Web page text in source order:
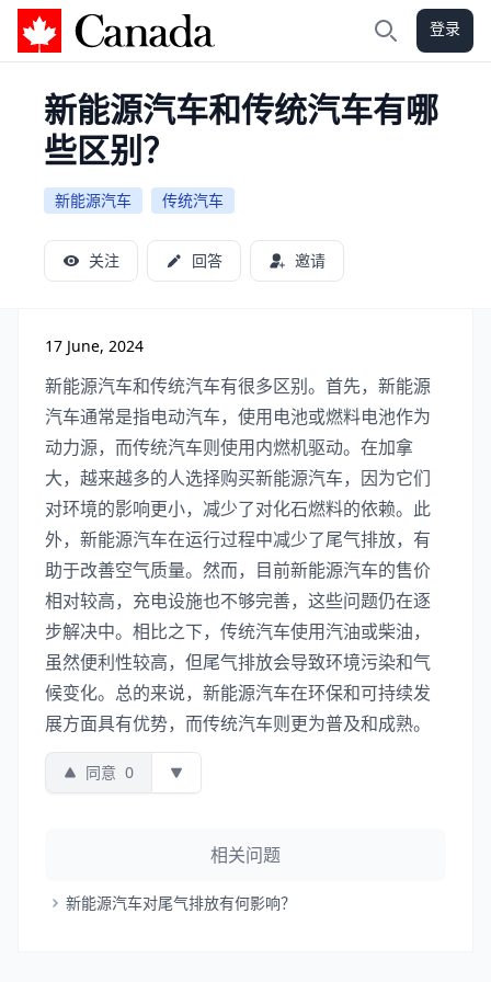
加拿大攻略 登录
新能源汽车和传统汽车有哪
些区别？
新能源汽车 传统汽车
关注 回答 邀请
17 June, 2024
新能源汽车和传统汽车有很多区别。首先，新能源
汽车通常是指电动汽车，使用电池或燃料电池作为
动力源，而传统汽车则使用内燃机驱动。在加拿
大，越来越多的人选择购买新能源汽车，因为它们
对环境的影响更小，减少了对化石燃料的依赖。此
外，新能源汽车在运行过程中减少了尾气排放，有
助于改善空气质量。然而，目前新能源汽车的售价
相对较高，充电设施也不够完善，这些问题仍在逐
步解决中。相比之下，传统汽车使用汽油或柴油，
虽然便利性较高，但尾气排放会导致环境污染和气
候变化。总的来说，新能源汽车在环保和可持续发
展方面具有优势，而传统汽车则更为普及和成熟。
同意 0
相关问题
新能源汽车对尾气排放有何影响？